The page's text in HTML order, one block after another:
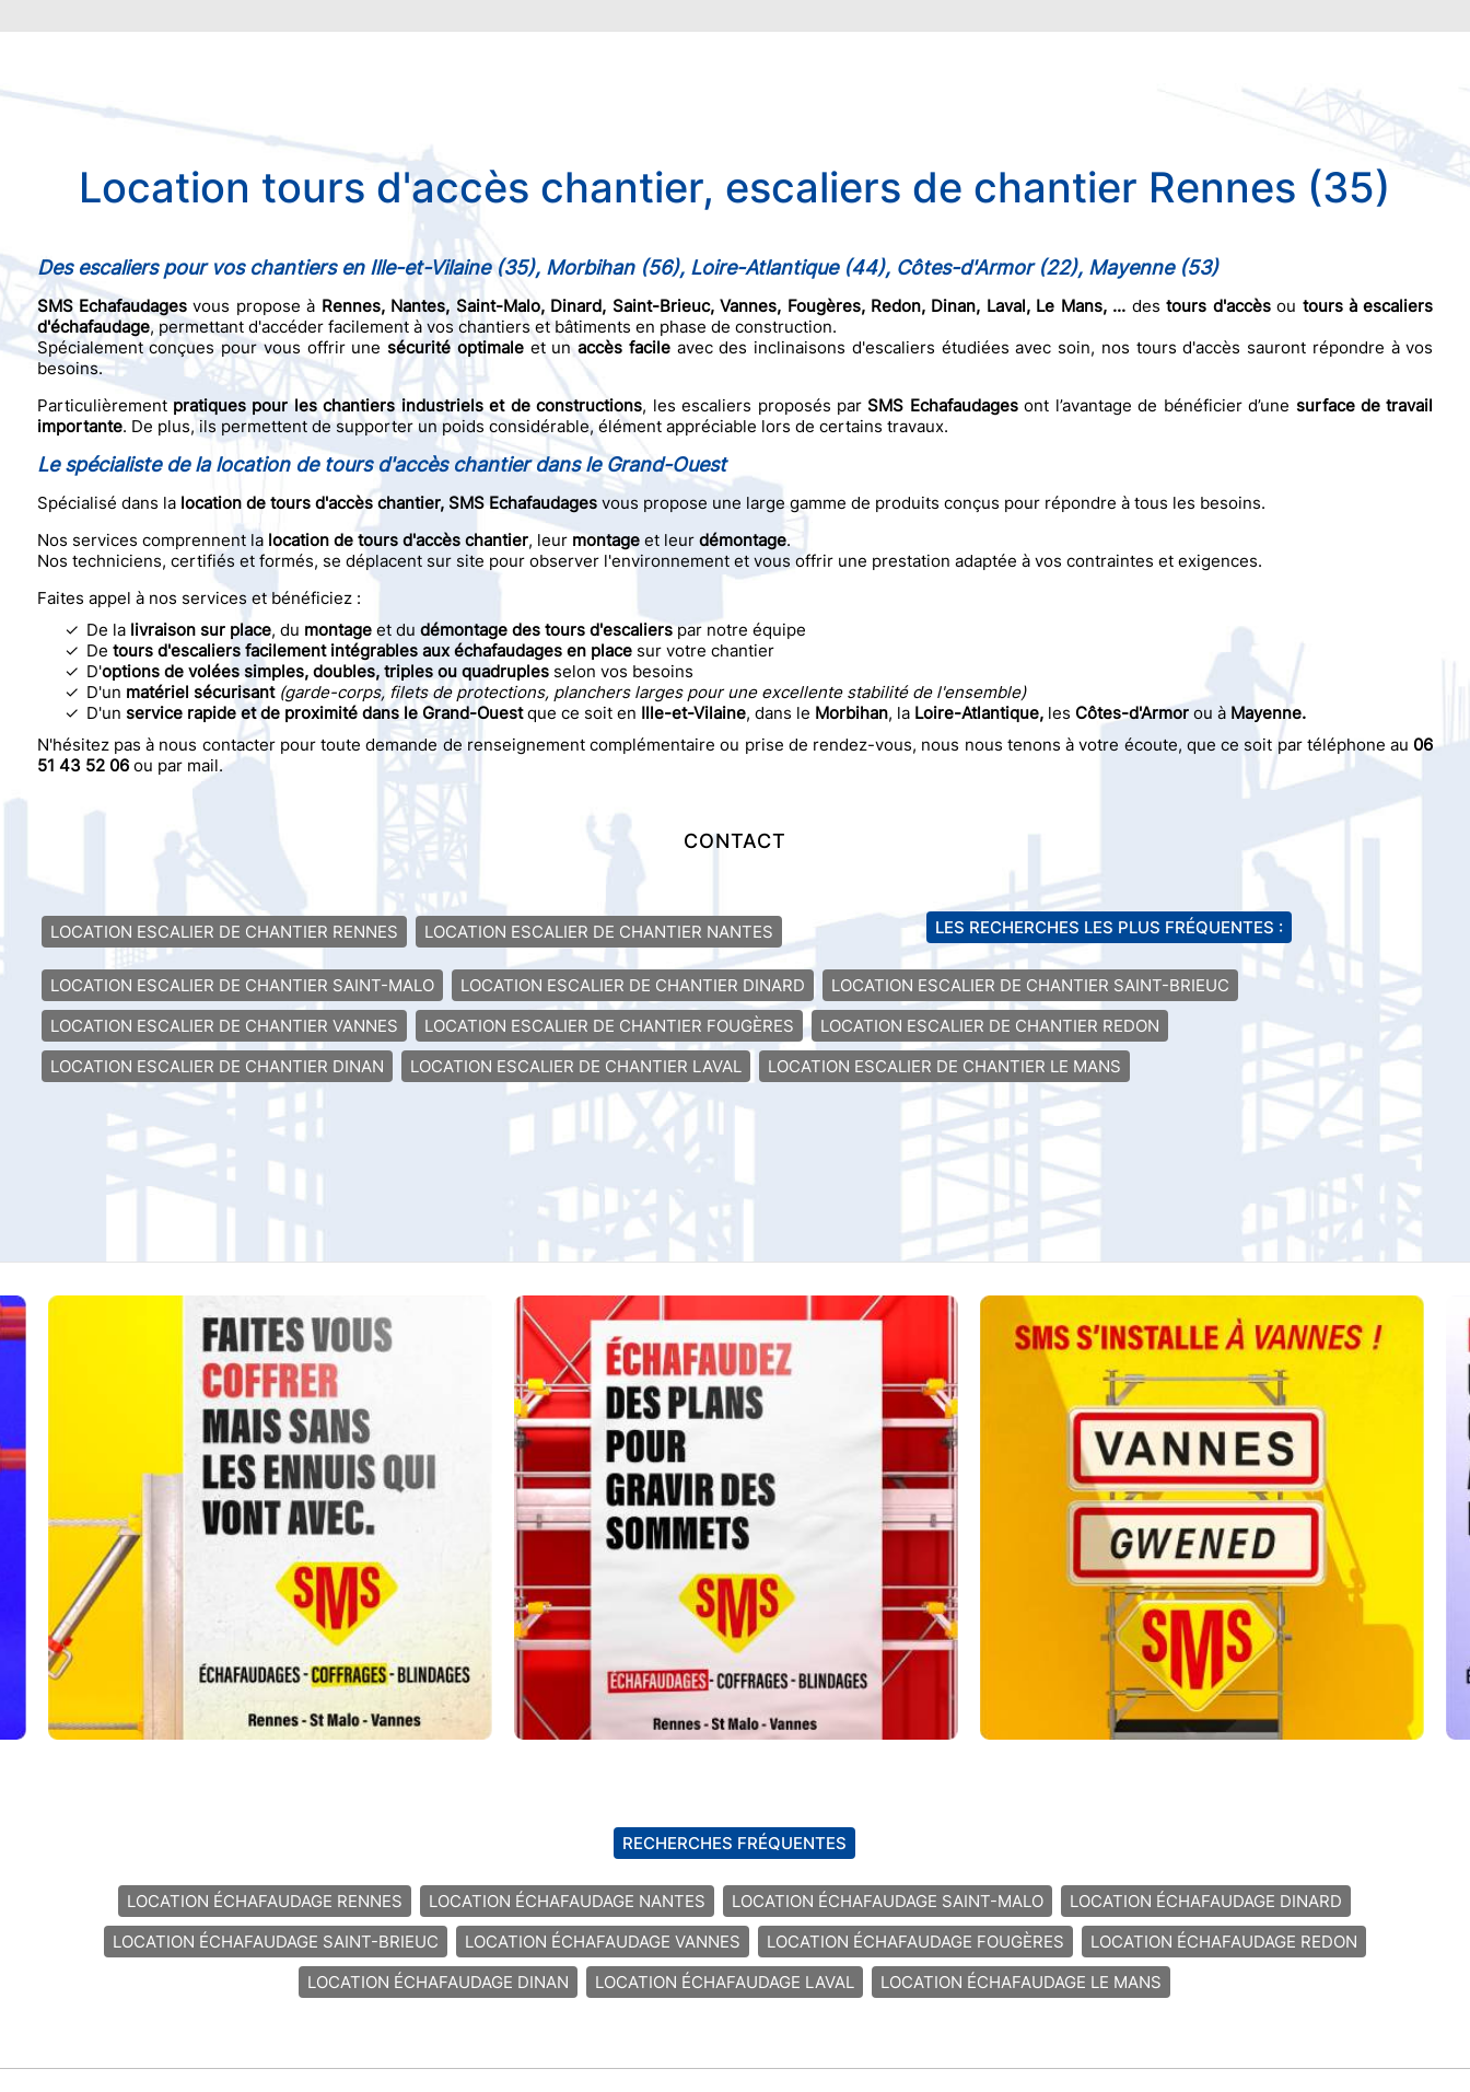
Location tours d'accès chantier, escaliers de chantier Rennes (35)
Des escaliers pour vos chantiers en Ille-et-Vilaine (35), Morbihan (56), Loire-Atlantique (44), Côtes-d'Armor (22), Mayenne (53)
SMS Echafaudages vous propose à Rennes, Nantes, Saint-Malo, Dinard, Saint-Brieuc, Vannes, Fougères, Redon, Dinan, Laval, Le Mans, ... destours d'accèsou tours à escaliers
d'échafaudage, permettant d'accéder facilement à vos chantiers et bâtiments en phase de construction.
Spécialement conçues pour vous offrir unesécurité optimaleet unaccès facileavec des inclinaisons d'escaliers étudiées avec soin, nos tours d'accès sauront répondre à vos
besoins.
Particulièrementpratiques pour les chantiers industriels et de constructions, les escaliers proposés par SMS Echafaudagesont l’avantage de bénéficier d’une surface de travail
importante. De plus, ils permettent de supporter un poids considérable, élément appréciable lors de certains travaux.
Le spécialiste de la location de tours d'accès chantier dans le Grand-Ouest
Spécialisé dans lalocation de tours d'accès chantier, SMS Echafaudagesvous propose une large gamme de produits conçus pour répondre à tous les besoins.
Nos services comprennent lalocation de tours d'accès chantier, leur montageet leurdémontage.
Nos techniciens, certifiés et formés, se déplacent sur site pour observer l'environnement et vous offrir une prestation adaptée à vos contraintes et exigences.
Faites appel à nos services et bénéficiez :
De la livraison sur place, du montageet du démontage des tours d'escalierspar notre équipe
De tours d'escaliers facilement intégrables aux échafaudages en placesur votre chantier
D'options de volées simples, doubles, triples ou quadruplesselon vos besoins
D'un matériel sécurisant (garde-corps, filets de protections, planchers larges pour une excellente stabilité de l'ensemble)
D'un service rapide et de proximité dans le Grand-Ouestque ce soit en Ille-et-Vilaine, dans le Morbihan, laLoire-Atlantique, les Côtes-d'Armor ou àMayenne.
N'hésitez pas à nous contacter pour toute demande de renseignement complémentaire ou prise de rendez-vous, nous nous tenons à votre écoute, que ce soit par téléphone au 06
51 43 52 06ou par mail.
CONTACT
LES RECHERCHES LES PLUS FRÉQUENTES :
LOCATION ESCALIER DE CHANTIER RENNES LOCATION ESCALIER DE CHANTIER NANTES
LOCATION ESCALIER DE CHANTIER SAINT-MALO LOCATION ESCALIER DE CHANTIER DINARD
LOCATION ESCALIER DE CHANTIER SAINT-BRIEUC
LOCATION ESCALIER DE CHANTIER VANNES
LOCATION ESCALIER DE CHANTIER FOUGÈRES
LOCATION ESCALIER DE CHANTIER REDON
LOCATION ESCALIER DE CHANTIER DINAN
LOCATION ESCALIER DE CHANTIER LAVAL LOCATION ESCALIER DE CHANTIER LE MANS
RECHERCHES FRÉQUENTES
LOCATION ÉCHAFAUDAGE RENNES LOCATION ÉCHAFAUDAGE NANTES LOCATION ÉCHAFAUDAGE SAINT-MALO
LOCATION ÉCHAFAUDAGE DINARD
LOCATION ÉCHAFAUDAGE SAINT-BRIEUC
LOCATION ÉCHAFAUDAGE VANNES LOCATION ÉCHAFAUDAGE FOUGÈRES
LOCATION ÉCHAFAUDAGE REDON
LOCATION ÉCHAFAUDAGE DINAN
LOCATION ÉCHAFAUDAGE LAVAL LOCATION ÉCHAFAUDAGE LE MANS